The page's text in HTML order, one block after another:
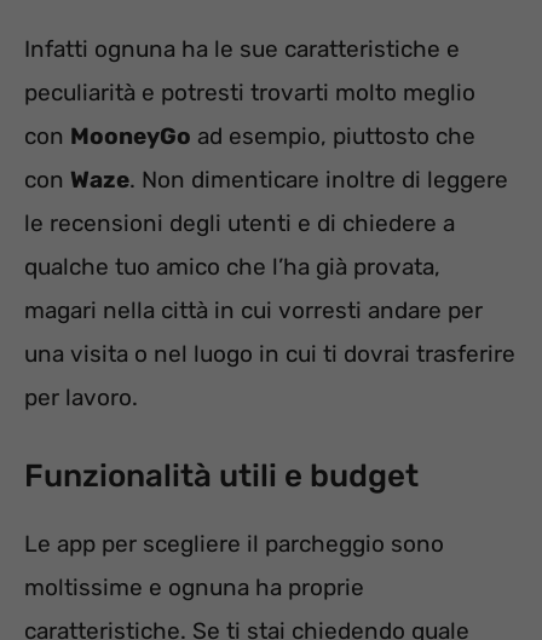
Infatti ognuna ha le sue caratteristiche e
peculiarità e potresti trovarti molto meglio
con MooneyGo ad esempio, piuttosto che
con Waze. Non dimenticare inoltre di leggere
le recensioni degli utenti e di chiedere a
qualche tuo amico che l’ha già provata,
magari nella città in cui vorresti andare per
una visita o nel luogo in cui ti dovrai trasferire
per lavoro.
Funzionalità utili e budget
Le app per scegliere il parcheggio sono
moltissime e ognuna ha proprie
caratteristiche. Se ti stai chiedendo quale